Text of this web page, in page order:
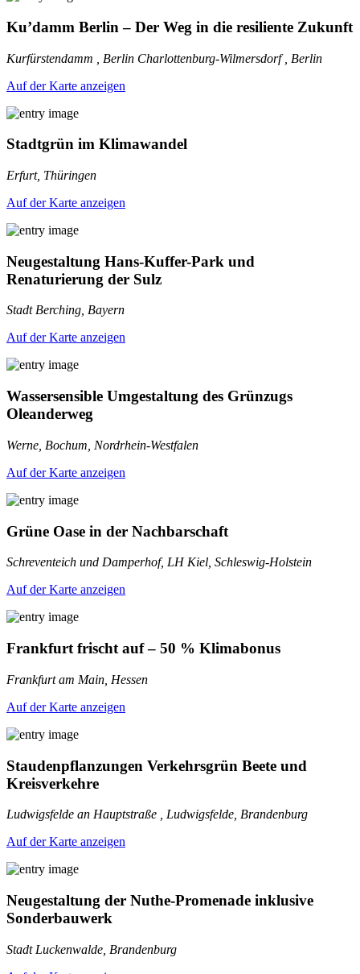
Ku’damm Berlin – Der Weg in die resiliente Zukunft
Kurfürstendamm , Berlin Charlottenburg-Wilmersdorf , Berlin
Auf der Karte anzeigen
Stadtgrün im Klimawandel
Erfurt, Thüringen
Auf der Karte anzeigen
Neugestaltung Hans-Kuffer-Park und
Renaturierung der Sulz
Stadt Berching, Bayern
Auf der Karte anzeigen
Wassersensible Umgestaltung des Grünzugs
Oleanderweg
Werne, Bochum, Nordrhein-Westfalen
Auf der Karte anzeigen
Grüne Oase in der Nachbarschaft
Schreventeich und Damperhof, LH Kiel, Schleswig-Holstein
Auf der Karte anzeigen
Frankfurt frischt auf – 50 % Klimabonus
Frankfurt am Main, Hessen
Auf der Karte anzeigen
Staudenpflanzungen Verkehrsgrün Beete und
Kreisverkehre
Ludwigsfelde an Hauptstraße , Ludwigsfelde, Brandenburg
Auf der Karte anzeigen
Neugestaltung der Nuthe-Promenade inklusive
Sonderbauwerk
Stadt Luckenwalde, Brandenburg